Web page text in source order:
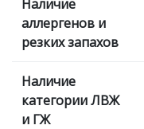
Наличие
аллергенов и
резких запахов
Наличие
категории ЛВЖ
и ГЖ